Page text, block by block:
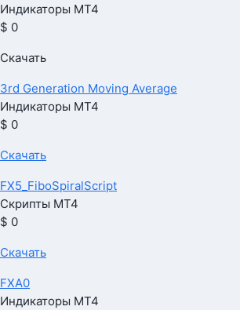
Индикаторы МТ4
$ 0
Скачать
3rd Generation Moving Average
Индикаторы МТ4
$ 0
Скачать
FX5_FiboSpiralScript
Скрипты МТ4
$ 0
Скачать
FXA0
Индикаторы МТ4